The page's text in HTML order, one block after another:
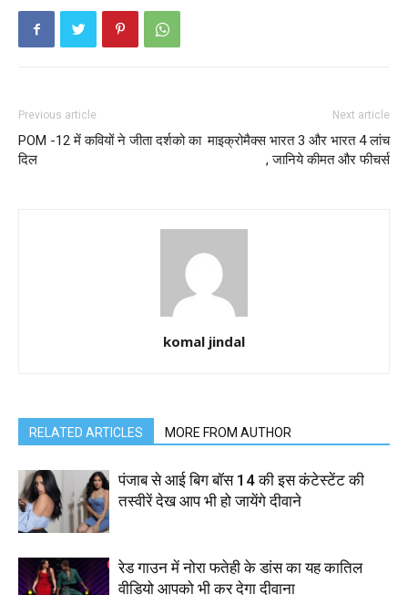
Previous article
POM -12 में कवियों ने जीता दर्शको का
दिल
Next article
माइक्रोमैक्स भारत 3 और भारत 4 लांच
, जानिये कीमत और फीचर्स
komal jindal
RELATED ARTICLES MORE FROM AUTHOR
पंजाब से आई बिग बॉस 14 की इस कंटेस्टेंट की
तस्वीरें देख आप भी हो जायेंगे दीवाने
रेड गाउन में नोरा फतेही के डांस का यह कातिल
वीडियो आपको भी कर देगा दीवाना